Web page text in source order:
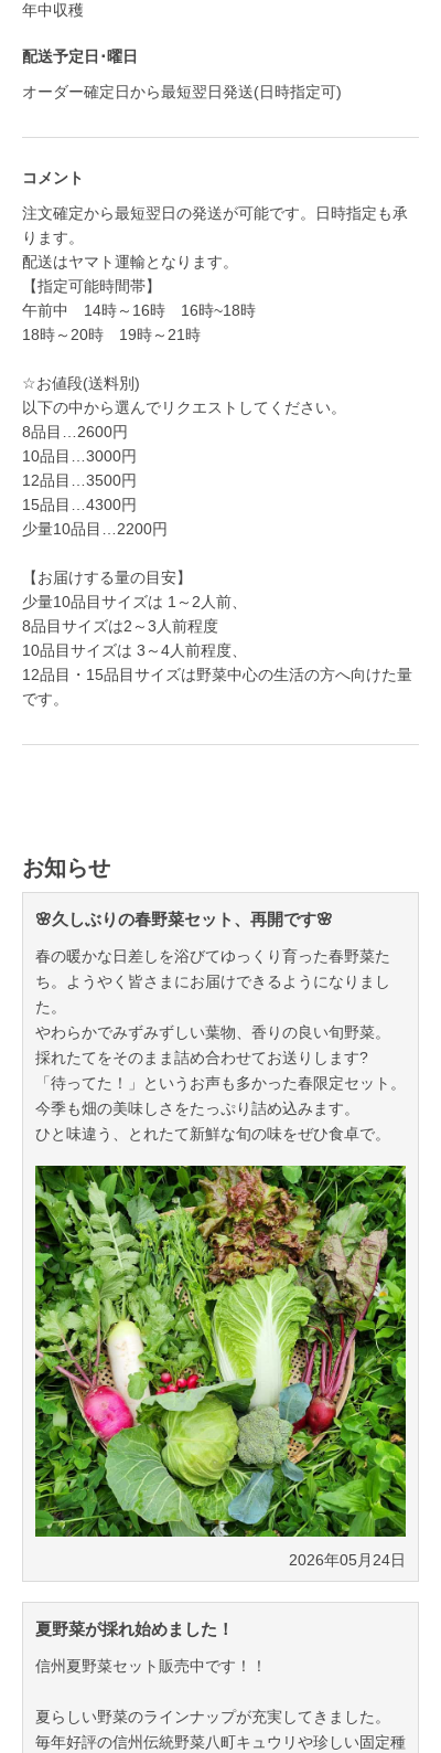
年中収穫
配送予定日･曜日
オーダー確定日から最短翌日発送(日時指定可)
コメント
注文確定から最短翌日の発送が可能です。日時指定も承
ります。
配送はヤマト運輸となります。
【指定可能時間帯】
午前中 14時～16時 16時~18時
18時～20時 19時～21時
☆お値段(送料別)
以下の中から選んでリクエストしてください。
8品目…2600円
10品目…3000円
12品目…3500円
15品目…4300円
少量10品目…2200円
【お届けする量の目安】
少量10品目サイズは 1～2人前、
8品目サイズは2～3人前程度
10品目サイズは 3～4人前程度、
12品目・15品目サイズは野菜中心の生活の方へ向けた量
です。
お知らせ
🌸久しぶりの春野菜セット、再開です🌸
春の暖かな日差しを浴びてゆっくり育った春野菜た
ち。ようやく皆さまにお届けできるようになりまし
た。
やわらかでみずみずしい葉物、香りの良い旬野菜。
採れたてをそのまま詰め合わせてお送りします?
「待ってた！」というお声も多かった春限定セット。
今季も畑の美味しさをたっぷり詰め込みます。
ひと味違う、とれたて新鮮な旬の味をぜひ食卓で。
2026年05月24日
夏野菜が採れ始めました！
信州夏野菜セット販売中です！！
夏らしい野菜のラインナップが充実してきました。
毎年好評の信州伝統野菜八町キュウリや珍しい固定種